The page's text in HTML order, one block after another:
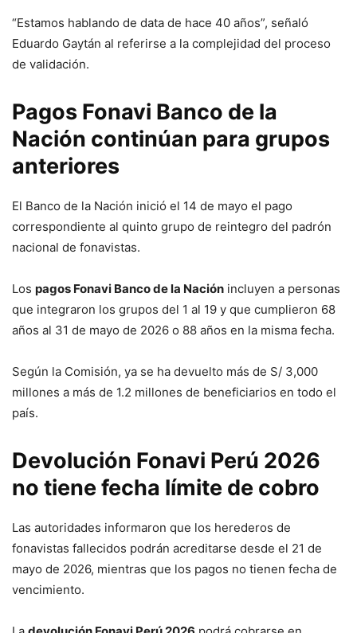
“Estamos hablando de data de hace 40 años”, señaló
Eduardo Gaytán al referirse a la complejidad del proceso
de validación.
Pagos Fonavi Banco de la
Nación continúan para grupos
anteriores
El Banco de la Nación inició el 14 de mayo el pago
correspondiente al quinto grupo de reintegro del padrón
nacional de fonavistas.
Los pagos Fonavi Banco de la Nación incluyen a personas
que integraron los grupos del 1 al 19 y que cumplieron 68
años al 31 de mayo de 2026 o 88 años en la misma fecha.
Según la Comisión, ya se ha devuelto más de S/ 3,000
millones a más de 1.2 millones de beneficiarios en todo el
país.
Devolución Fonavi Perú 2026
no tiene fecha límite de cobro
Las autoridades informaron que los herederos de
fonavistas fallecidos podrán acreditarse desde el 21 de
mayo de 2026, mientras que los pagos no tienen fecha de
vencimiento.